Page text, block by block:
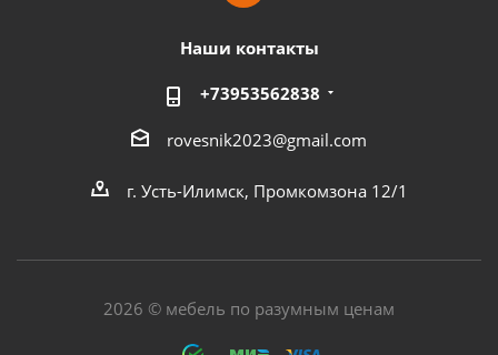
Наши контакты
+73953562838
rovesnik2023@gmail.com
г. Усть-Илимск, Промкомзона 12/1
2026 © мебель по разумным ценам